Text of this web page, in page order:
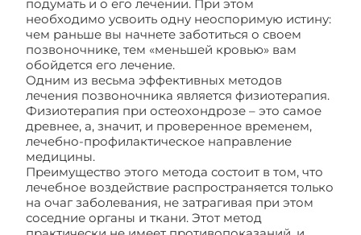
подумать и о его лечении. При этом
необходимо усвоить одну неоспоримую истину:
чем раньше вы начнете заботиться о своем
позвоночнике, тем «меньшей кровью» вам
обойдется его лечение.
Одним из весьма эффективных методов
лечения позвоночника является физиотерапия.
Физиотерапия при остеохондрозе – это самое
древнее, а, значит, и проверенное временем,
лечебно-профилактическое направление
медицины.
Преимущество этого метода состоит в том, что
лечебное воздействие распространяется только
на очаг заболевания, не затрагивая при этом
соседние органы и ткани. Этот метод